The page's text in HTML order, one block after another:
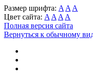
Размер шрифта: A A A
Цвет сайта: A A A A
Полная версия сайта
Вернуться к обычному